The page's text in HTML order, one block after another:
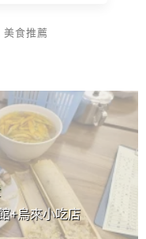
美食推薦
+烏來小吃店